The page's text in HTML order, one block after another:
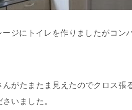
ジにトイレを作りましたがコ
がたまたま見えたのでクロス
いました。